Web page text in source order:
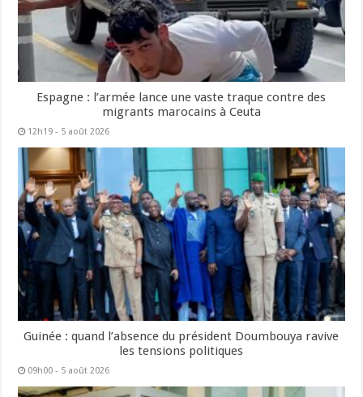
Espagne : l’armée lance une vaste traque contre des
migrants marocains à Ceuta
12h19 - 5 août 2026
Guinée : quand l’absence du président Doumbouya ravive
les tensions politiques
09h00 - 5 août 2026